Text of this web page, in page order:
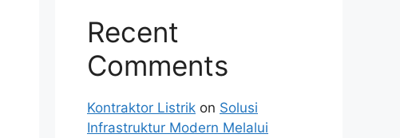
Recent
Comments
Kontraktor Listrik on Solusi
Infrastruktur Modern Melalui